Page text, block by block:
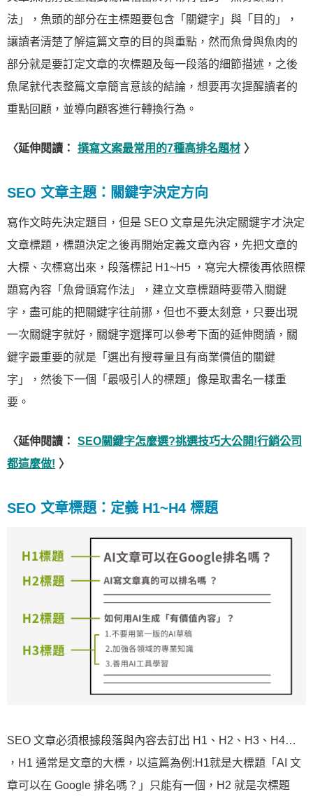
法」，魚頭的部分在主標題要包含「關鍵字」與「目的」，
讓讀者清楚了解這篇文章的目的與重點，然而魚骨與魚肉的
部分就是要訂定文章的次標題及每一段落的細節描述，之後
魚尾就代表整篇文章簡言意該的結論，想要再次提醒讀者的
重點回顧，並導向顧客進行轉換行為。
〈延伸閱讀： 撰寫文案最常用的7種高排名題材 〉
SEO 文章主題：關鍵字決定方向
寫作文時先決定題目，但是 SEO 文章是先決定關鍵字才決定
文章標題，標題決定之後再開始定義文章內容，先把文章的
大標、次標寫出來，段落標記 H1~H5 ，寫完大標後再依照標
題寫內容「魚骨頭寫作法」，建立文章標題時要帶入關鍵
字，盡可能的把關鍵字往前挪，但也不要太刻意，只要出現
一次關鍵字就好，關鍵字選擇可以參考下面的延伸閱讀，關
鍵字最重要的就是「選出有搜尋量且有商業價值的關鍵
字」，然後下一個「最吸引人的標題」像是取書名一樣重
要。
〈延伸閱讀：
SEO關鍵字怎麼選?挑選技巧大公開!行銷公司
都這麼做! 〉
SEO 文章標題：定義 H1~H4 標題
SEO 文章必須根據段落與內容去訂出 H1、H2、H3、H4…
，H1 通常是文章的大標，以這篇為例:H1就是大標題「AI 文
章可以在 Google 排名嗎？」只能有一個，H2 就是次標題